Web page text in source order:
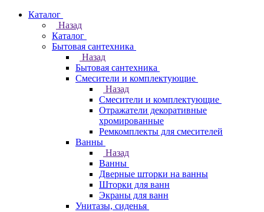
Каталог
Назад
Каталог
Бытовая сантехника
Назад
Бытовая сантехника
Смесители и комплектующие
Назад
Смесители и комплектующие
Отражатели декоративные
хромированные
Ремкомплекты для смесителей
Ванны
Назад
Ванны
Дверные шторки на ванны
Шторки для ванн
Экраны для ванн
Унитазы, сиденья